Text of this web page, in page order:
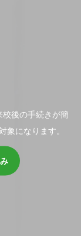
後の手続きが簡
象になります。